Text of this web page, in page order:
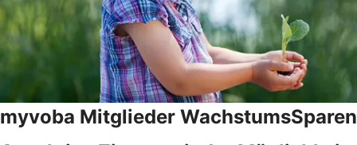
myvoba Mitglieder WachstumsSparen